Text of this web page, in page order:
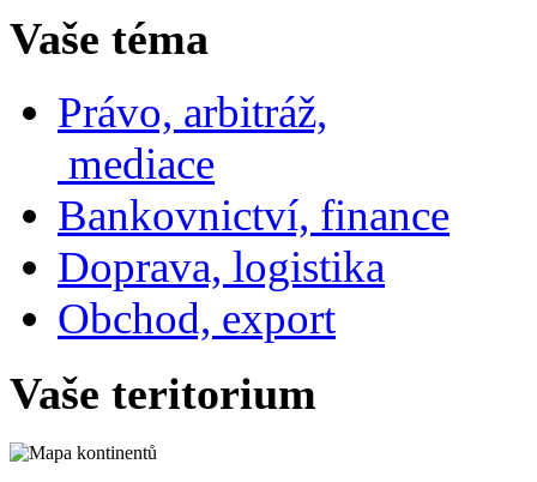
Vaše téma
Právo, arbitráž,
mediace
Bankovnictví, finance
Doprava, logistika
Obchod, export
Vaše teritorium